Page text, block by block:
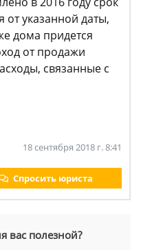
от указанной даты,
дома придется
от продажи
связанные с
18 сентября 2018 г. 8:41
Спросить юриста
вас полезной?